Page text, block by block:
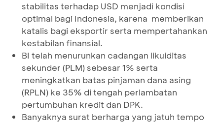
stabilitas terhadap USD menjadi kondisi
optimal bagi Indonesia, karena memberikan
katalis bagi eksportir serta mempertahankan
kestabilan finansial.
BI telah menurunkan cadangan likuiditas
sekunder (PLM) sebesar 1% serta
meningkatkan batas pinjaman dana asing
(RPLN) ke 35% di tengah perlambatan
pertumbuhan kredit dan DPK.
Banyaknya surat berharga yang jatuh tempo